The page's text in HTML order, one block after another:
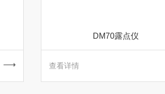
DM70露点仪
查看详情